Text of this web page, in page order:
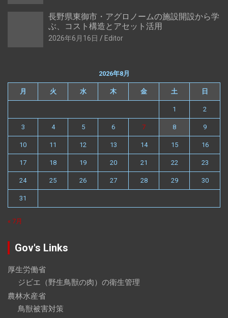
長野県東御市・アグロノームの施設開設から学
ぶ、コスト構造とアセット活用
2026年6月16日 Editor
2026年8月
月 火 水 木 金 土 日
1 2
3 4 5 6 7 8 9
10 11 12 13 14 15 16
17 18 19 20 21 22 23
24 25 26 27 28 29 30
31
« 7月
Gov's Links
厚生労働省
ジビエ（野生鳥獣の肉）の衛生管理
農林水産省
鳥獣被害対策